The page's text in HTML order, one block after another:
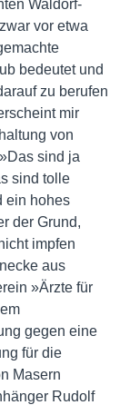
Waldorf-
vor etwa
bedeutet und
zu berufen
mir
von
sind ja
sind tolle
ein hohes
der Grund,
impfen
aus
»Ärzte für
gegen eine
für die
Masern
Rudolf